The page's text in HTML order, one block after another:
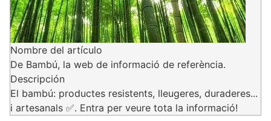
Nombre del artículo
De Bambú, la web de informació de referència.
Descripción
El bambú: productes resistents, lleugeres, duraderes...
i artesanals ✅. Entra per veure tota la informació!